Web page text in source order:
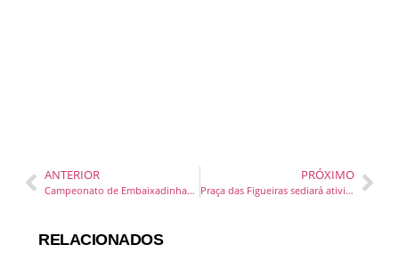
ANTERIOR
Campeonato de Embaixadinhas é atração na Praia Central, em Balneário Camboriú
PRÓXIMO
Praça das Figueiras sediará atividade com orientações sobre a saúde mental
RELACIONADOS